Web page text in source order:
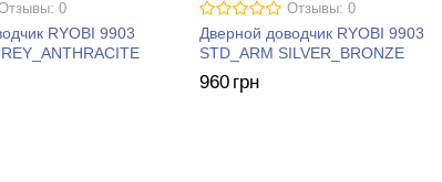
0
RYOBI 9903
Отзывы: 0
Дверной доводчик RYOBI 9903
STD_ARM SILVER_BRONZE
960 грн